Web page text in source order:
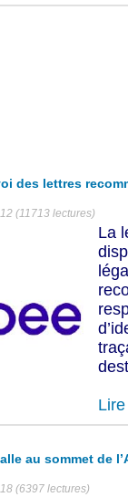
des lettres
(11713 lectures)
La
au sommet de
(6397 lectures)